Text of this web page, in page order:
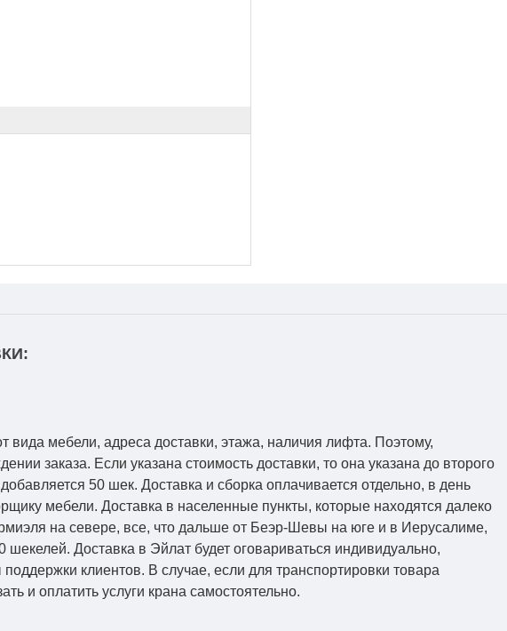
вида мебели, адреса доставки, этажа, наличия лифта. Поэтому,
заказа. Если указана стоимость доставки, то она указана до второго
50 шек. Доставка и сборка оплачивается отдельно, в день
мебели. Доставка в населенные пункты, которые находятся далеко
на севере, все, что дальше от Беэр-Шевы на юге и в Иерусалиме,
Доставка в Эйлат будет оговариваться индивидуально,
клиентов. В случае, если для транспортировки товара
и оплатить услуги крана самостоятельно.